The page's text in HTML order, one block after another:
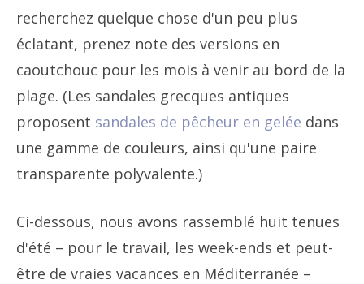
recherchez quelque chose d'un peu plus
éclatant, prenez note des versions en
caoutchouc pour les mois à venir au bord de la
plage. (Les sandales grecques antiques
proposent sandales de pêcheur en gelée dans
une gamme de couleurs, ainsi qu'une paire
transparente polyvalente.)
Ci-dessous, nous avons rassemblé huit tenues
d'été – pour le travail, les week-ends et peut-
être de vraies vacances en Méditerranée –